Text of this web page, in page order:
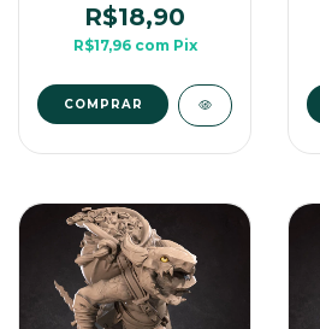
Mesa
R$18,90
R$17,96 com Pix
COMPRAR